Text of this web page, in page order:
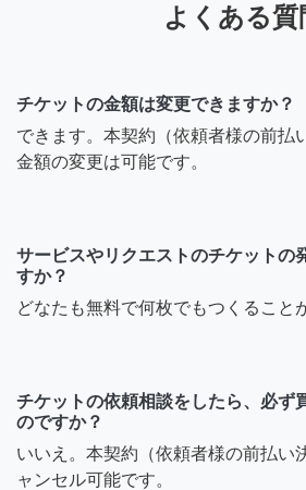
よくある質
チケットの金額は変更できますか？
できます。本契約（依頼者様の前払
金額の変更は可能です。
サービスやリクエストのチケットの
すか？
どなたも無料で何枚でもつくること
チケットの依頼相談をしたら、必ず
のですか？
いいえ。本契約（依頼者様の前払い
ャンセル可能です。